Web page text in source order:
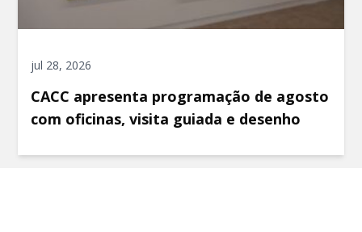
jul 28, 2026
CACC apresenta programação de agosto
com oficinas, visita guiada e desenho